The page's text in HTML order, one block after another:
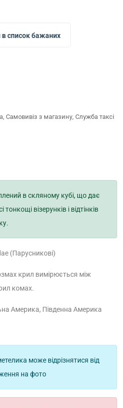
список бажаних
з магазину, Служба таксі
в скляному кубі, що дає
візерунків і відтінків
(Парусникові)
крил вимірюється між
комах.
Америка, Південна Америка
може відрізнятися від
на фото